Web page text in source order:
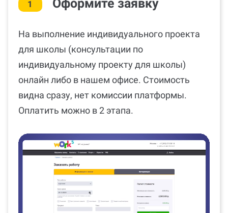
1 Оформите заявку
На выполнение индивидуального проекта
для школы (консультации по
индивидуальному проекту для школы)
онлайн либо в нашем офисе. Стоимость
видна сразу, нет комиссии платформы.
Оплатить можно в 2 этапа.